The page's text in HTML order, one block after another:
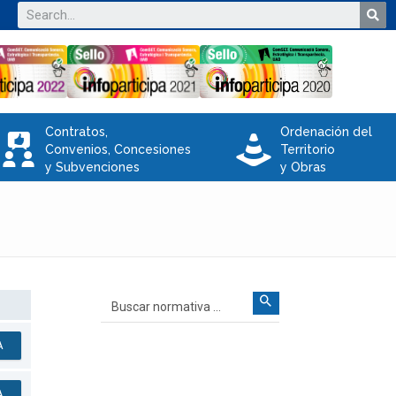
V
Contratos,
Convenios, Concesiones
y Subvenciones
e
Ordenación del
Territorio
y Obras